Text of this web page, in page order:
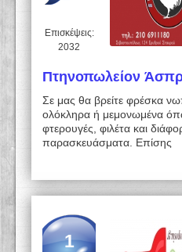
Επισκέψεις:
2032
Πτηνοπωλείον
Σε μας θα βρείτε φρέσκα
ολόκληρα ή μεμονωμένα
φτερουγές, φιλέτα και
παρασκευάσματα. Επίσης
1